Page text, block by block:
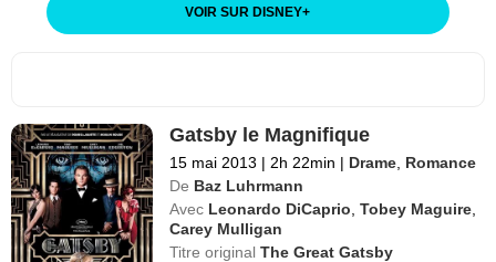
VOIR SUR DISNEY+
Gatsby le Magnifique
15 mai 2013 | 2h 22min | Drame Romance
De Baz Luhrmann
Avec Leonardo DiCaprio ,Tobey Maguire
Carey Mulligan
Titre originalThe Great Gatsby